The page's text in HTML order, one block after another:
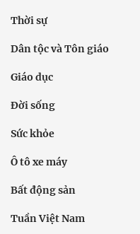
Thời sự
Dân tộc và Tôn giáo
Giáo dục
Đời sống
Sức khỏe
Ô tô xe máy
Bất động sản
Tuần Việt Nam